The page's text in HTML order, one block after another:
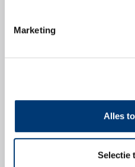
Marketing
Alles
Selectie
Check snel of dit
product geschikt